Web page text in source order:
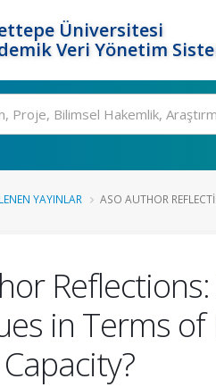
Üniversitesi
Veri Yönetim
YAYINLAR ASO AUTHOR
in Terms